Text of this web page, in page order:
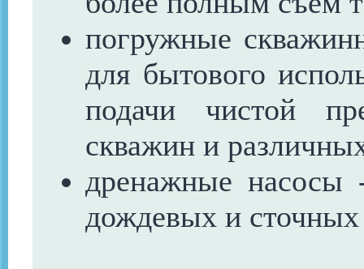
погружные
для бытового
подачи чистой
скважин и
дренажные насосы
дождевых и